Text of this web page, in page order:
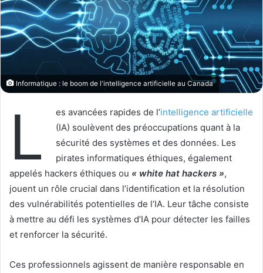
n
X n
c
o
u
r
r
l
Informatique : le boom de l'intelligence artificielle au Canada
L es avancées rapides de l’intelligence artificielle
(IA) soulèvent des préoccupations quant à la
sécurité des systèmes et des données. Les
pirates informatiques éthiques, également
appelés hackers éthiques ou « white hat hackers »,
jouent un rôle crucial dans l’identification et la résolution
des vulnérabilités potentielles de l’IA. Leur tâche consiste
à mettre au défi les systèmes d’IA pour détecter les failles
et renforcer la sécurité.
Ces professionnels agissent de manière responsable en